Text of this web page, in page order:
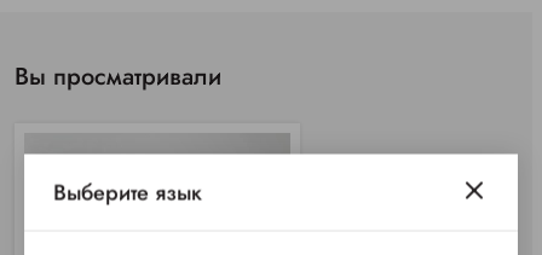
Вы просматривали
Выберите язык